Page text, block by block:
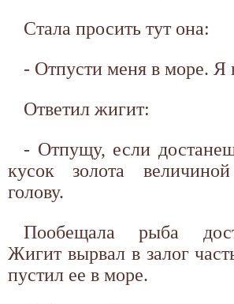
Стала просить тут она:
- Отпусти меня в море. Я
Ответил жигит:
- Отпущу, если
кусок золота
голову.
Пообещала рыба
Жигит вырвал в залог
пустил ее в море.